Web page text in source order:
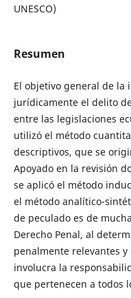
UNESCO)
Resumen
El objetivo general de la
jurídicamente el delito
entre las legislaciones
utilizó el método
descriptivos, que se
Apoyado en la revisión
se aplicó el método
el método analítico-
de peculado es de
Derecho Penal, al
penalmente relevantes
involucra la
que pertenecen a todos